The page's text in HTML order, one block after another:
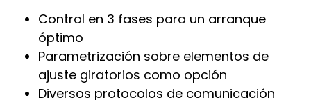
Control en 3 fases para un arranque
óptimo
Parametrización sobre elementos de
ajuste giratorios como opción
Diversos protocolos de comunicación